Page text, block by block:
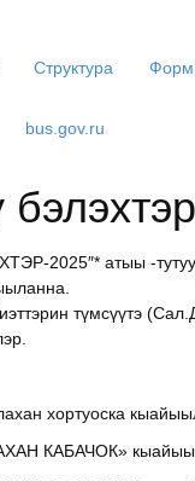
Структура
bus.gov.ru
2025″* атыы -
түмсүүтэ
хортуоска
КАБАЧОК»